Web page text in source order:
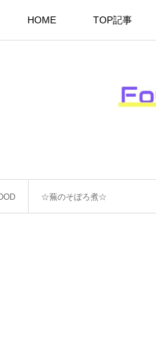
HOME TOP記事
☆蕪のそぼろ煮☆